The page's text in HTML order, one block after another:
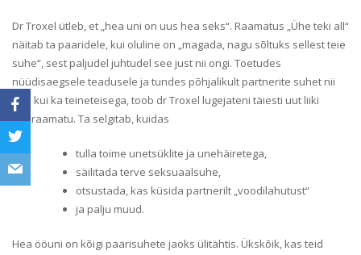
Dr Troxel ütleb, et „hea uni on uus hea seks“. Raamatus „Ühe teki all“
näitab ta paaridele, kui oluline on „magada, nagu sõltuks sellest teie
suhe“, sest paljudel juhtudel see just nii ongi. Toetudes
nüüdisaegsele teadusele ja tundes põhjalikult partnerite suhet nii
une kui ka teineteisega, toob dr Troxel lugejateni täiesti uut liiki
uneraamatu. Ta selgitab, kuidas
tulla toime unetsüklite ja unehäiretega,
säilitada terve seksuaalsuhe,
otsustada, kas küsida partnerilt „voodilahutust“
ja palju muud.
Hea ööuni on kõigi paarisuhete jaoks ülitähtis. Ükskõik, kas teid